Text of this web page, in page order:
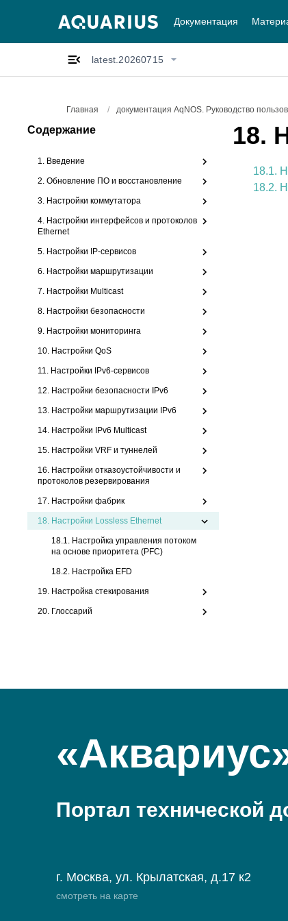
Документация
latest.20260715
Главная / документация AqNOS. Руководство
Содержание
1. Введение
2. Обновление ПО и восстановление
3. Настройки коммутатора
4. Настройки интерфейсов и протоколов
Ethernet
5. Настройки IP-сервисов
6. Настройки маршрутизации
7. Настройки Multicast
8. Настройки безопасности
9. Настройки мониторинга
10. Настройки QoS
11. Настройки IPv6-сервисов
12. Настройки безопасности IPv6
13. Настройки маршрутизации IPv6
14. Настройки IPv6 Multicast
15. Настройки VRF и туннелей
16. Настройки отказоустойчивости и
протоколов резервирования
17. Настройки фабрик
18. Настройки Lossless Ethernet
18.1. Настройка управления потоком
на основе приоритета (PFC)
18.2. Настройка EFD
19. Настройка стекирования
20. Глоссарий
18.
18.1.
18.2.
Портал технической
г. Москва, ул. Крылатская, д.17 к2
смотреть на карте